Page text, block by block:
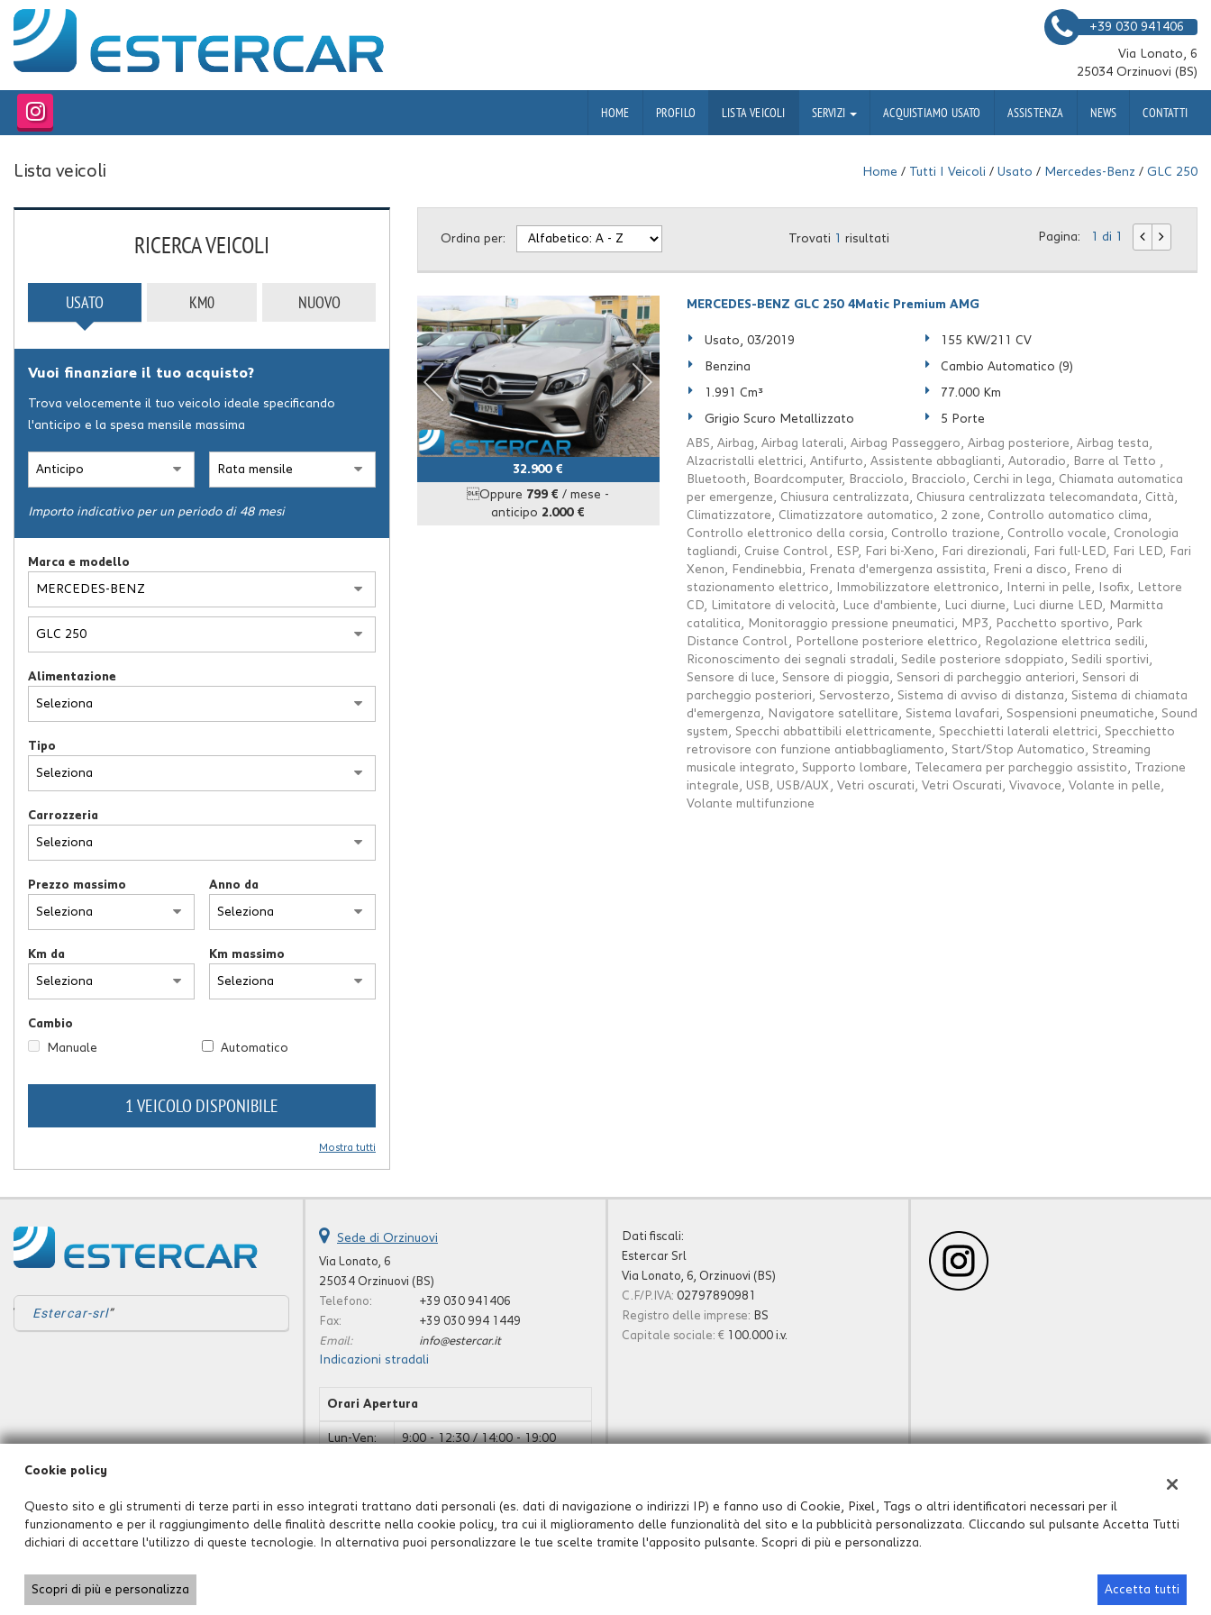
HOME
LISTA VEICOLI
FINANZIAMENTI
+39 030 941406
Via Lonato, 6
25034 Orzinuovi (BS)
HOME PROFILO LISTA VEICOLI SERVIZI ACQUISTIAMO USATO ASSISTENZA NEWS CONTATTI
Lista veicoli Home / Tutti I Veicoli / Usato / Mercedes-Benz / GLC 250
RICERCA VEICOLI
USATO KM0 NUOVO
Vuoi finanziare il tuo acquisto?
Trova velocemente il tuo veicolo ideale specificando
l'anticipo e la spesa mensile massima
Importo indicativo per un periodo di 48 mesi
Marca e modello
Alimentazione
Tipo
Carrozzeria
Prezzo massimo Anno da
Km da Km massimo
Cambio
Manuale
Automatico
1 VEICOLO DISPONIBILE
Mostra tutti
Ordina per: Trovati risultati Pagina: 1 di 1
32.900 €
Oppure 799 € / mese -
anticipo 2.000 €
MERCEDES-BENZ GLC 250 4Matic Premium AMG
Usato, 03/2019 155 KW/211 CV
Benzina Cambio Automatico (9)
1.991 Cm³ 77.000 Km
Grigio Scuro Metallizzato
5 Porte
ABS, Airbag, Airbag laterali, Airbag Passeggero, Airbag posteriore, Airbag testa,
Alzacristalli elettrici, Antifurto, Assistente abbaglianti, Autoradio, Barre al Tetto ,
Bluetooth, Boardcomputer, Bracciolo, Bracciolo, Cerchi in lega, Chiamata automatica
per emergenze, Chiusura centralizzata, Chiusura centralizzata telecomandata, Città,
Climatizzatore, Climatizzatore automatico, 2 zone, Controllo automatico clima,
Controllo elettronico della corsia, Controllo trazione, Controllo vocale, Cronologia
tagliandi, Cruise Control, ESP, Fari bi-Xeno, Fari direzionali, Fari full-LED, Fari LED, Fari
Xenon, Fendinebbia, Frenata d'emergenza assistita, Freni a disco, Freno di
stazionamento elettrico, Immobilizzatore elettronico, Interni in pelle, Isofix, Lettore
CD, Limitatore di velocità, Luce d'ambiente, Luci diurne, Luci diurne LED, Marmitta
catalitica, Monitoraggio pressione pneumatici, MP3, Pacchetto sportivo, Park
Distance Control, Portellone posteriore elettrico, Regolazione elettrica sedili,
Riconoscimento dei segnali stradali, Sedile posteriore sdoppiato, Sedili sportivi,
Sensore di luce, Sensore di pioggia, Sensori di parcheggio anteriori, Sensori di
parcheggio posteriori, Servosterzo, Sistema di avviso di distanza, Sistema di chiamata
d'emergenza, Navigatore satellitare, Sistema lavafari, Sospensioni pneumatiche, Sound
system, Specchi abbattibili elettricamente, Specchietti laterali elettrici, Specchietto
retrovisore con funzione antiabbagliamento, Start/Stop Automatico, Streaming
musicale integrato, Supporto lombare, Telecamera per parcheggio assistito, Trazione
integrale, USB, USB/AUX, Vetri oscurati, Vetri Oscurati, Vivavoce, Volante in pelle,
Volante multifunzione
Estercar-srl
Sede di Orzinuovi
Via Lonato, 6
25034 Orzinuovi (BS)
Telefono:
+39 030 941406
Fax:
+39 030 994 1449
Email:
info@estercar.it
Indicazioni stradali
Orari Apertura
Lun-Ven: 9:00 - 12:30 / 14:00 - 19:00
Dom: Chiuso
Dati fiscali:
Estercar Srl
Via Lonato, 6, Orzinuovi (BS)
C.F/P.IVA: 02797890981
Registro delle imprese: BS
Capitale sociale: €
100.000 i.v.
Copyright © 2026 GestionaleAuto.com S.r.l., Tutti i diritti riservati - GestionaleAuto.com
Cookie policy
Questo sito e gli strumenti di terze parti in esso integrati trattano dati personali (es. dati di navigazione o indirizzi IP) e fanno uso di Cookie, Pixel, Tags o altri identificatori necessari per il
funzionamento e per il raggiungimento delle finalità descritte nella cookie policy, tra cui il miglioramento delle funzionalità del sito e la pubblicità personalizzata. Cliccando sul pulsante Accetta Tutti
dichiari di accettare l'utilizzo di queste tecnologie. In alternativa puoi personalizzare le tue scelte tramite l'apposito pulsante. Scopri di più e personalizza.
Scopri di più e personalizza Accetta tutti